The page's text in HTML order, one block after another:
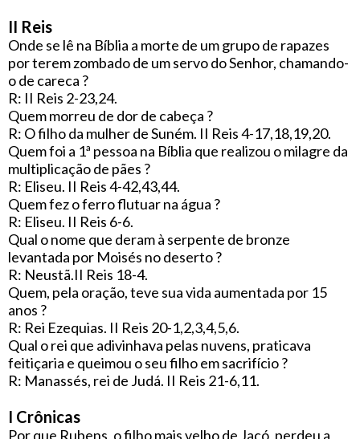
II Reis
Onde se lê na Bíblia a morte de um grupo de rapazes
por terem zombado de um servo do Senhor, chamando-
o de careca ?
R: II Reis 2-23,24.
Quem morreu de dor de cabeça ?
R: O filho da mulher de Suném. II Reis 4-17,18,19,20.
Quem foi a 1ª pessoa na Bíblia que realizou o milagre da
multiplicação de pães ?
R: Eliseu. II Reis 4-42,43,44.
Quem fez o ferro flutuar na água ?
R: Eliseu. II Reis 6-6.
Qual o nome que deram à serpente de bronze
levantada por Moisés no deserto ?
R: Neustã.II Reis 18-4.
Quem, pela oração, teve sua vida aumentada por 15
anos ?
R: Rei Ezequias. II Reis 20-1,2,3,4,5,6.
Qual o rei que adivinhava pelas nuvens, praticava
feitiçaria e queimou o seu filho em sacrifício ?
R: Manassés, rei de Judá. II Reis 21-6,11.
I Crônicas
Por que Rubens, o filho mais velho de Jacó, perdeu a